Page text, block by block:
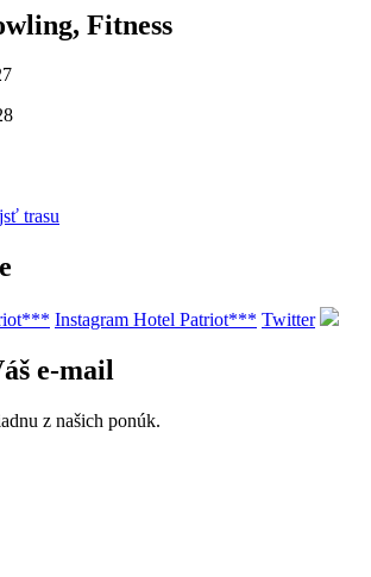
Fitness
trasu
Instagram Hotel Patriot*** Twitter
e-mail
z našich ponúk.